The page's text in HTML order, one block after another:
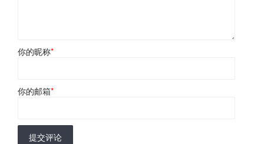
你的昵称*
你的邮箱*
提交评论